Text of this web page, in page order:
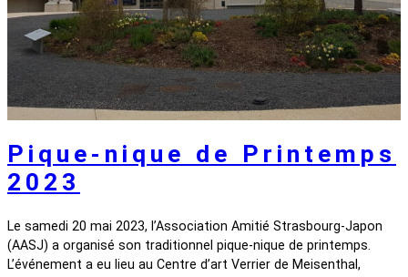
Pique-nique de Printemps
2023
Le samedi 20 mai 2023, l’Association Amitié Strasbourg-Japon
(AASJ) a organisé son traditionnel pique-nique de printemps.
L’événement a eu lieu au Centre d’art Verrier de Meisenthal,